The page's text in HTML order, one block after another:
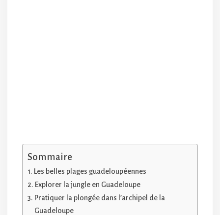
Sommaire
Les belles plages guadeloupéennes
Explorer la jungle en Guadeloupe
Pratiquer la plongée dans l’archipel de la
Guadeloupe